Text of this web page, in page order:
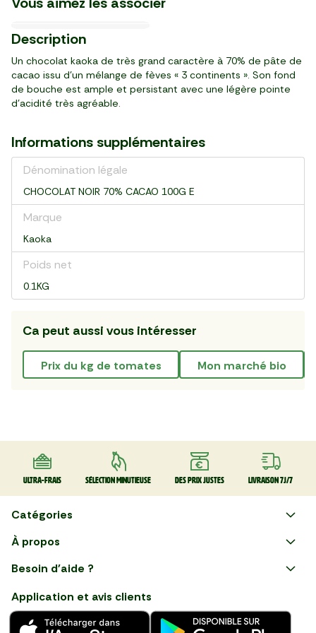
3,39 €
Le Thé noir Earl Grey
1,99 €
Intensité 7/10
4,99 €
3,99 €
-20% BIO
2,63 € 3,29 €
2,39 €
3,19 €
-20%
2,39 € 2,99 €
4,99 €
Description
Un chocolat kaoka de très grand caractère à 70% de pâte de
cacao issu d’un mélange de fèves « 3 continents ». Son fond
de bouche est ample et persistant avec une légère pointe
d’acidité très agréable.
Informations supplémentaires
Dénomination légale
CHOCOLAT NOIR 70% CACAO 100G E
Marque
Kaoka
Poids net
0.1KG
Ca peut aussi vous intéresser
prix du kg de tomates mon marché bio
Ultra-frais Sélection minutieuse Des prix justes Livraison 7J/7
Catégories
Faire ses courses en ligne
Nouveautés
Fruits
À propos
et savoir-faire français en
choisissant notre service de
livraison de produits frais et
Besoin d'aide ?
Application et avis clients